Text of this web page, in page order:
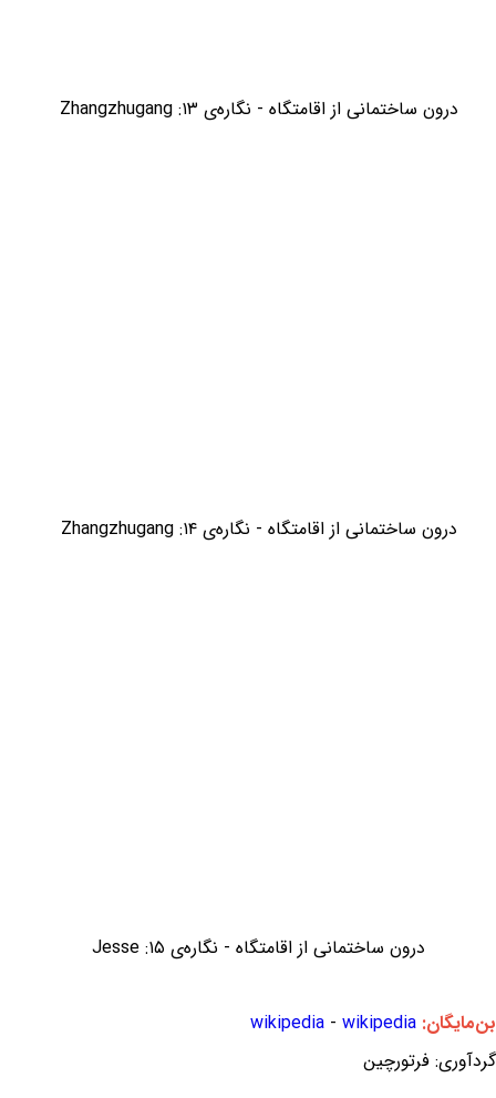
درون ساختمانی از اقامتگاه - نگاره‌ی ۱۳: Zhangzhugang
درون ساختمانی از اقامتگاه - نگاره‌ی ۱۴: Zhangzhugang
درون ساختمانی از اقامتگاه - نگاره‌ی ۱۵: Jesse
بن‌مایگان: wikipedia - wikipedia
گردآوری: فرتورچین